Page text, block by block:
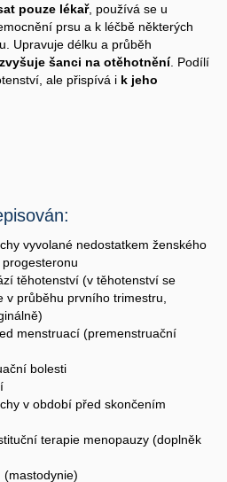
pouze lékař, používá se u
prsu a k léčbě některých
Upravuje délku a průběh
zvyšuje šanci na otěhotnění. Podílí
ale přispívá i k jeho
vyvolané nedostatkem ženského
těhotenství (v těhotenství se
v průběhu prvního trimestru,
menstruací (premenstruační
bolesti
v období před skončením
terapie menopauzy (doplněk
(mastodynie)